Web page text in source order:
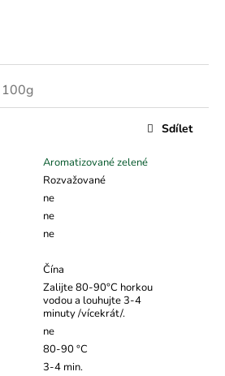
Aromatizované zelené
Rozvažované
ne
ne
ne
Čína
Zalijte 80-90°C horkou
vodou a louhujte 3-4
minuty /vícekrát/.
ne
80-90 °C
3-4 min.
Sdílet